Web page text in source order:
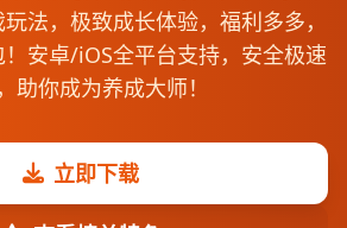
法，极致成长体验，福利多多，
安卓/iOS全平台支持，安全极速
助你成为养成大师！
立即下载